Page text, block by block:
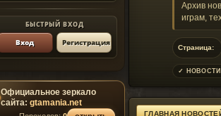
БЫСТРЫЙ ВХОД
Вход Регистрация
Официальное зеркало
сайта: gtamania.net
Архив
играм,
Страница:
✓ НОВОСТИ
ГЛАВНАЯ